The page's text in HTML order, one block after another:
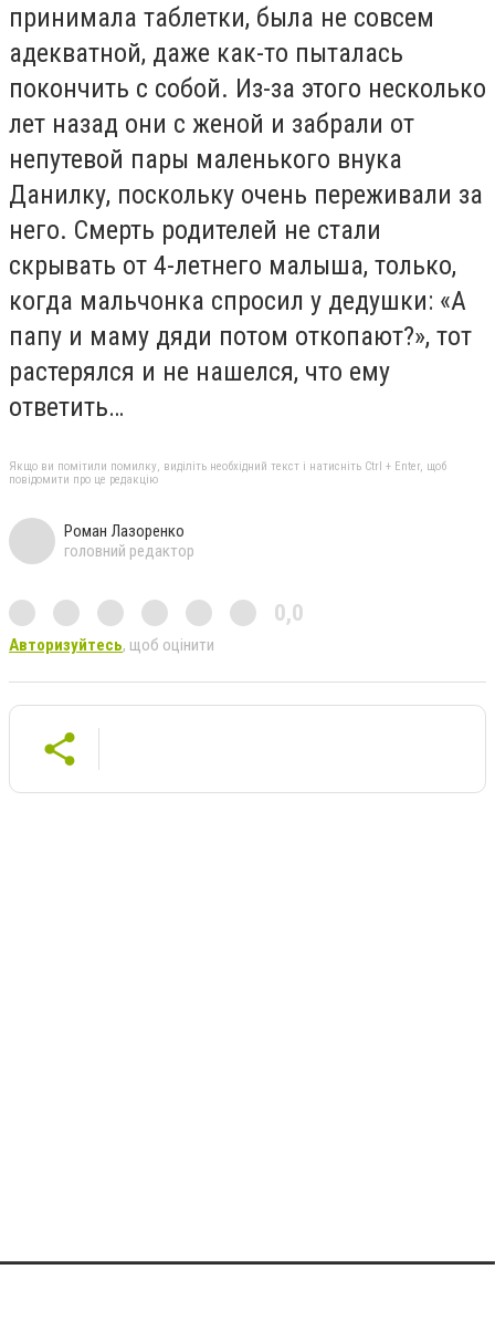
принимала таблетки, была не совсем
адекватной, даже как-то пыталась
покончить с собой. Из-за этого несколько
лет назад они с женой и забрали от
непутевой пары маленького внука
Данилку, поскольку очень переживали за
него. Смерть родителей не стали
скрывать от 4-летнего малыша, только,
когда мальчонка спросил у дедушки: «А
папу и маму дяди потом откопают?», тот
растерялся и не нашелся, что ему
ответить…
Якщо ви помітили помилку, виділіть необхідний текст і натисніть Ctrl + Enter, щоб
повідомити про це редакцію
Роман Лазоренко
головний редактор
0,0
Авторизуйтесь, щоб оцінити